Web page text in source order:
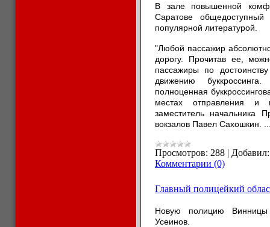
В зале повышенной
Саратове
популярной литературой.
"Любой пассажир
дорогу. Прочитав ее,
пассажиры по
движению
полноценная
местах отправления и
заместитель начальника
вокзалов Павел Сахошкин.
Просмотров: 288 | Добавил:
Комментарии (0)
Главный полицейкий
Новую полицию Винницы
Усеинов.